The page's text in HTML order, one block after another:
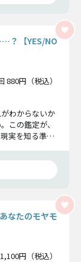
？【YES/NO
880円（税込）
わからないか
この鑑定が、
実を知る準備
なたのモヤモ
円（税込）